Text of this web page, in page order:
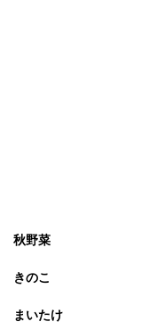
秋野菜
きのこ
まいたけ